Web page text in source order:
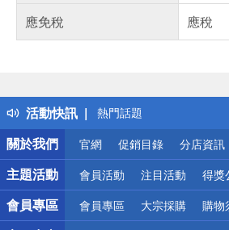
應免稅
應稅
活動快訊
得獎公告
熱門話題
銀行優惠
偏遠地區配送
詐騙網頁！請小心！
關於我們
官網 促銷目錄 分店資訊
主題活動 會員活動 注目活動 得獎
會員專區 會員專區 大宗採購 購物